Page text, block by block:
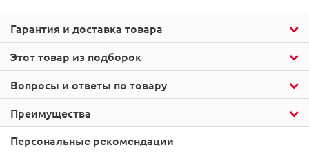
Этот товар из подборок
Гарантия и доставка товара
Вопросы и ответы по товару
Преимущества
Персональные рекомендации